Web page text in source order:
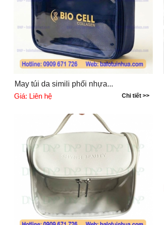
May túi da simili phối nhựa...
Chi tiết >>
Giá: Liên hệ